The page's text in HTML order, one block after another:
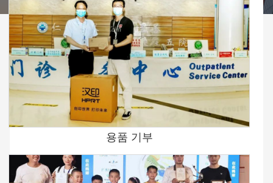
용품 기부